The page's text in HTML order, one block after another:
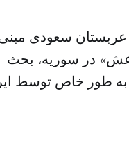
سعودی
در سوریه،
طور خاص توسط